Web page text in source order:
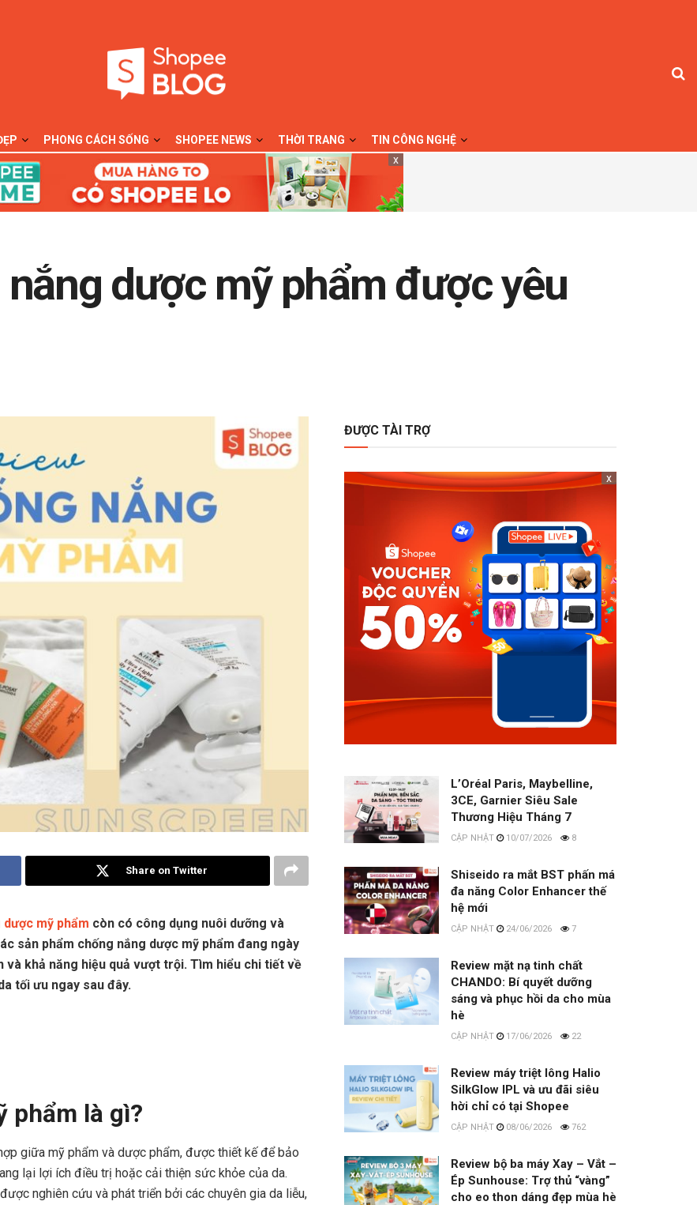
PHONG CÁCH SỐNG SHOPEE NEWS THỜI TRANG
TIN CÔNG NGHỆ
x
dược mỹ phẩm được yêu
Share on Twitter
mỹ phẩm còn có công dụng nuôi dưỡng và
sản phẩm chống nắng dược mỹ phẩm đang ngày
khả năng hiệu quả vượt trội. Tìm hiểu chi tiết về
tối ưu ngay sau đây.
phẩm là gì?
giữa mỹ phẩm và dược phẩm, được thiết kế để bảo
lại lợi ích điều trị hoặc cải thiện sức khỏe của da.
nghiên cứu và phát triển bởi các chuyên gia da liễu,
ĐƯỢC TÀI TRỢ
x
L’Oréal Paris, Maybelline,
3CE, Garnier Siêu Sale
Thương Hiệu Tháng 7
10/07/2026 8
Shiseido ra mắt BST phấn má
đa năng Color Enhancer thế
hệ mới
24/06/2026 7
Review mặt nạ tinh chất
CHANDO: Bí quyết dưỡng
sáng và phục hồi da cho mùa
hè
17/06/2026 22
Review máy triệt lông Halio
SilkGlow IPL và ưu đãi siêu
hời chỉ có tại Shopee
08/06/2026 762
Review bộ ba máy Xay – Vắt –
Ép Sunhouse: Trợ thủ “vàng”
cho eo thon dáng đẹp mùa hè